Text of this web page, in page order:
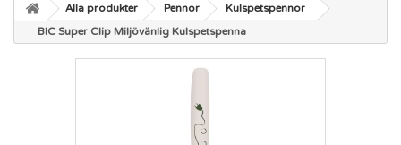
Alla produkter Pennor
Kulspetspennor
BIC Super Clip Miljövänlig Kulspetspenna